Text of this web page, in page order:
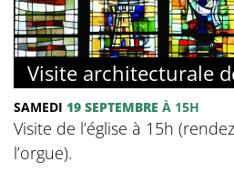
Visite architecturale
SAMEDI 19 SEPTEMBRE À 15H
Visite de l’église à 15h
l’orgue).